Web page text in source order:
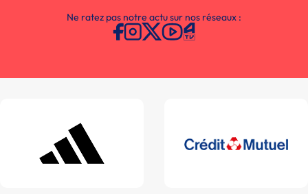
Ne ratez pas notre actu sur nos réseaux :